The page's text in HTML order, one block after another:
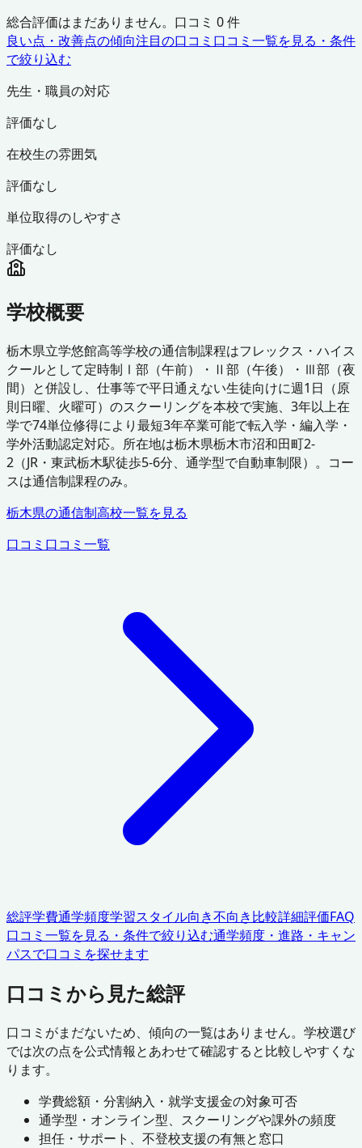
総合評価はまだありません。口コミ 0件
良い点・改善点の傾向注目の口コミ 口コミ一覧を見る・条件
で絞り込む
先生・職員の対応
評価なし
在校生の雰囲気
評価なし
単位取得のしやすさ
評価なし
学校概要
栃木県立学悠館高等学校の通信制課程はフレックス・ハイス
クールとして定時制Ⅰ部（午前）・Ⅱ部（午後）・Ⅲ部（夜
間）と併設し、仕事等で平日通えない生徒向けに週1日（原
則日曜、火曜可）のスクーリングを本校で実施、3年以上在
学で74単位修得により最短3年卒業可能で転入学・編入学・
学外活動認定対応。所在地は栃木県栃木市沼和田町2-
2（JR・東武栃木駅徒歩5-6分、通学型で自動車制限）。コー
スは通信制課程のみ。
栃木県の通信制高校一覧を見る
口コミ 口コミ一覧
総評学費通学頻度学習スタイル向き不向き比較詳細評価FAQ
口コミ一覧を見る・条件で絞り込む通学頻度・進路・キャン
パスで口コミを探せます
口コミから見た総評
口コミがまだないため、傾向の一覧はありません。学校選び
では次の点を公式情報とあわせて確認すると比較しやすくな
ります。
学費総額・分割納入・就学支援金の対象可否
通学型・オンライン型、スクーリングや課外の頻度
担任・サポート、不登校支援の有無と窓口